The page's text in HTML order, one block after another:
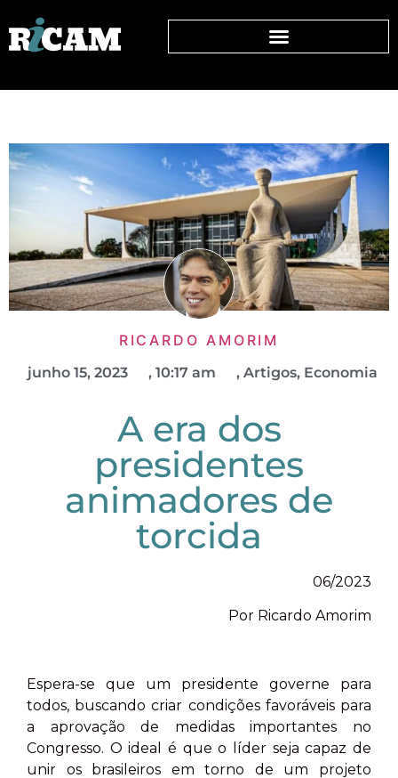
RICARDO AMORIM
junho 15, 2023 , 10:17 am , Artigos, Economia
A era dos
presidentes
animadores de
torcida
06/2023
Por Ricardo Amorim
Espera-se que um presidente governe para
todos, buscando criar condições favoráveis para
a aprovação de medidas importantes no
Congresso. O ideal é que o líder seja capaz de
unir os brasileiros em torno de um projeto